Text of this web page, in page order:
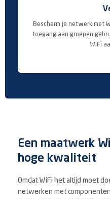
Bescherm je netwerk met
toegang aan groepen
WiFi
Een maatwerk
hoge kwaliteit
Omdat WiFi het altijd moet
netwerken met